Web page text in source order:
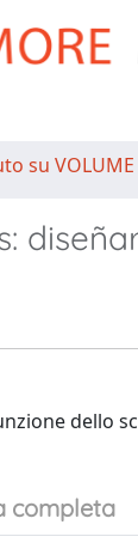
su VOLUME
dello
completa